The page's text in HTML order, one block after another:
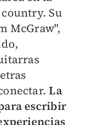
Su
McGraw",
La
escribir